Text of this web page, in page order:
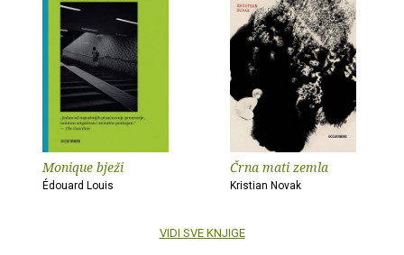
Monique bježi
Édouard Louis
Črna mati zemla
Kristian Novak
VIDI SVE KNJIGE